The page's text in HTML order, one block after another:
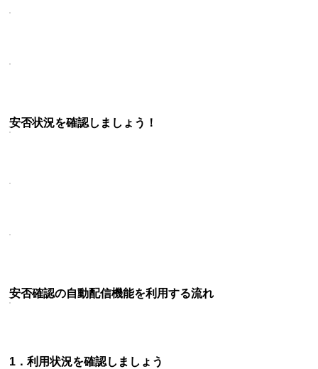
安否状況を確認しましょう！
安否確認の自動配信機能を利用する流れ
1．利用状況を確認しましょう